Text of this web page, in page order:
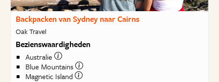
Backpacken van Sydney naar Cairns
Oak Travel
Bezienswaardigheden
Australie
Blue Mountains
Magnetic Island